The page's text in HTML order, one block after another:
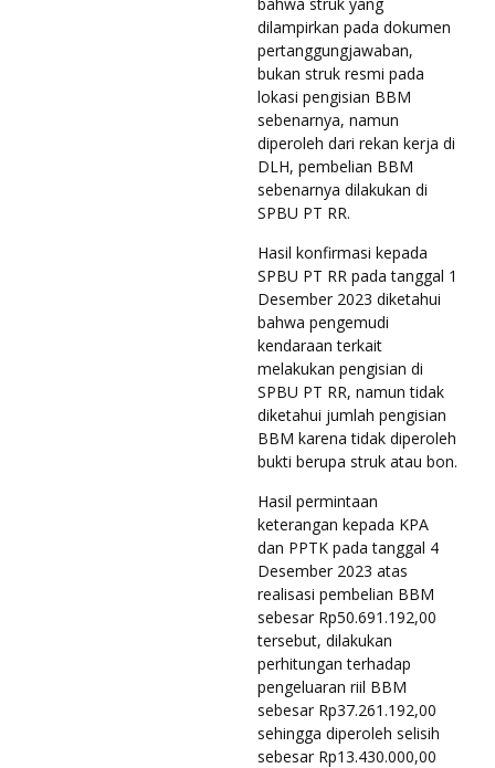
dilampirkan pada dokumen
pertanggungjawaban,
bukan struk resmi pada
lokasi pengisian BBM
sebenarnya, namun
diperoleh dari rekan kerja di
DLH, pembelian BBM
sebenarnya dilakukan di
SPBU PT RR.
Hasil konfirmasi kepada
SPBU PT RR pada tanggal 1
Desember 2023 diketahui
bahwa pengemudi
kendaraan terkait
melakukan pengisian di
SPBU PT RR, namun tidak
diketahui jumlah pengisian
BBM karena tidak diperoleh
bukti berupa struk atau bon.
Hasil permintaan
keterangan kepada KPA
dan PPTK pada tanggal 4
Desember 2023 atas
realisasi pembelian BBM
sebesar Rp50.691.192,00
tersebut, dilakukan
perhitungan terhadap
pengeluaran riil BBM
sebesar Rp37.261.192,00
sehingga diperoleh selisih
sebesar Rp13.430.000,00